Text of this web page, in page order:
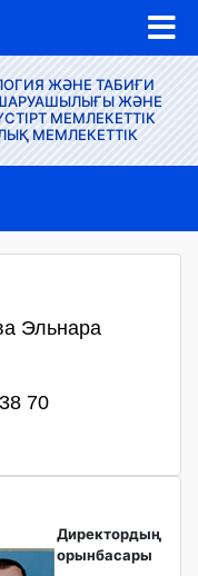
ЖӘНЕ ТАБИҒИ
ШАРУАШЫЛЫҒЫ ЖӘНЕ
МЕМЛЕКЕТТІК
МЕМЛЕКЕТТІК
Эльнара
70
Директордың
орынбасары